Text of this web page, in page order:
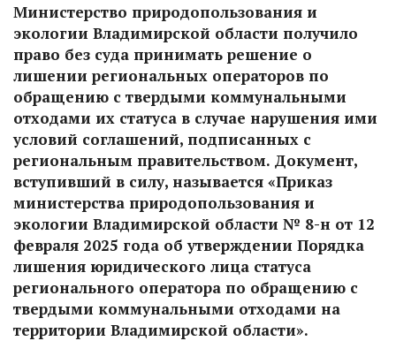
Министерство природопользования и
экологии Владимирской области получило
право без суда принимать решение о
лишении региональных операторов по
обращению с твердыми коммунальными
отходами их статуса в случае нарушения ими
условий соглашений, подписанных с
региональным правительством. Документ,
вступивший в силу, называется «Приказ
министерства природопользования и
экологии Владимирской области № 8-н от 12
февраля 2025 года об утверждении Порядка
лишения юридического лица статуса
регионального оператора по обращению с
твердыми коммунальными отходами на
территории Владимирской области».